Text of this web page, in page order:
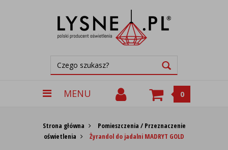
MENU 0
Strona główna
Pomieszczenia / Przeznaczenie
oświetlenia
Żyrandol do jadalni MADRYT GOLD